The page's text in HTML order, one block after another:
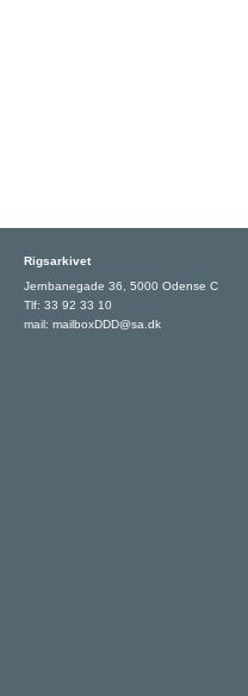
Rigsarkivet
Jernbanegade 36, 5000 Odense C
Tlf: 33 92 33 10
mail: mailboxDDD@sa.dk